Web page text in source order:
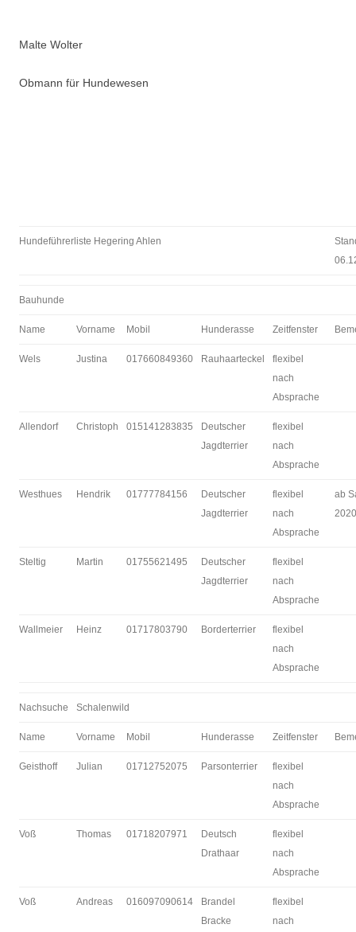
Malte Wolter
Obmann für Hundewesen
Hundeführerliste Hegering Ahlen
Bauhunde
Name Vorname Mobil Hunderasse Zeitfenster
Wels Justina 017660849360 Rauhaarteckel
flexibel
nach
Absprache
Allendorf Christoph 015141283835
Deutscher
Jagdterrier
flexibel
nach
Absprache
Westhues Hendrik 01777784156
Deutscher
Jagdterrier
flexibel
nach
Absprache
ab
2020
Steltig Martin 01755621495
Deutscher
Jagdterrier
flexibel
nach
Absprache
Wallmeier Heinz 01717803790 Borderterrier
flexibel
nach
Absprache
Nachsuche Schalenwild
Name Vorname Mobil Hunderasse Zeitfenster
Geisthoff Julian 01712752075 Parsonterrier
flexibel
nach
Absprache
Voß Thomas 01718207971
Deutsch
Drathaar
flexibel
nach
Absprache
Voß Andreas 016097090614
Brandel
Bracke
flexibel
nach